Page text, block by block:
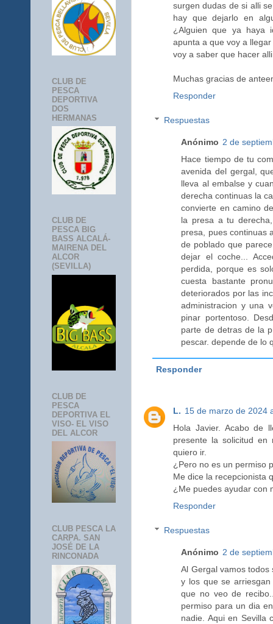
surgen dudas de si alli
hay que dejarlo en
¿Alguien que ya haya
apunta a que voy a
voy a saber que hacer
Muchas gracias de
Responder
Respuestas
Anónimo 2 de
Hace tiempo de tu
avenida del gergal,
lleva al embalse y
derecha continuas la
convierte en camino
la presa a tu
presa, pues continuas
de poblado que
dejar el coche...
perdida, porque es
cuesta bastante
deteriorados por las
administracion y una
pinar portentoso.
parte de detras de la
pescar. depende de lo
Responder
L. 15 de marzo de 2024
Hola Javier. Acabo de
presente la solicitud
quiero ir.
¿Pero no es un permiso
Me dice la recepcionista
¿Me puedes ayudar con
Responder
Respuestas
Anónimo 2 de
Al Gergal vamos todos
y los que se
que no veo de
permiso para un dia
nadie. Aqui en Sevilla
CLUB DE
PESCA
DEPORTIVA
DOS
HERMANAS
CLUB DE
PESCA BIG
BASS ALCALÁ-
MAIRENA DEL
ALCOR
(SEVILLA)
CLUB DE
PESCA
DEPORTIVA EL
VISO- EL VISO
DEL ALCOR
CLUB PESCA LA
CARPA. SAN
JOSÉ DE LA
RINCONADA